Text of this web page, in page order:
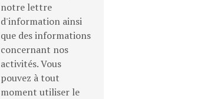
notre lettre
d'information ainsi
que des informations
concernant nos
activités. Vous
pouvez à tout
moment utiliser le